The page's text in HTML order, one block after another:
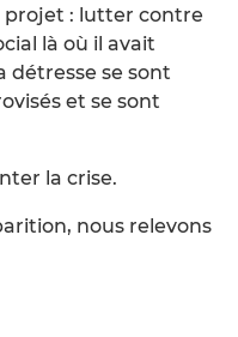
projet : lutter contre
là où il avait
détresse se sont
et se sont
la crise.
nous relevons